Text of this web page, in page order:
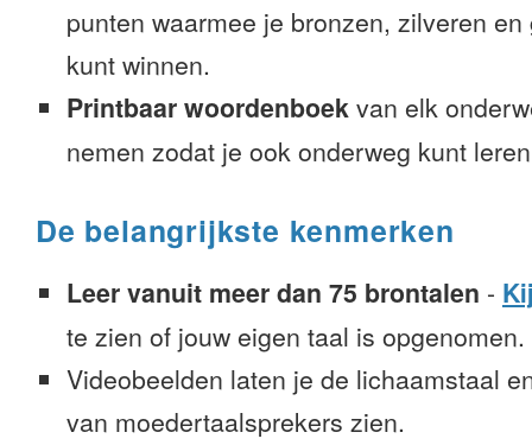
punten waarmee je bronzen, zilveren
kunt winnen.
Printbaar woordenboek van elk
nemen zodat je ook onderweg kunt
De belangrijkste kenmerken
Leer vanuit meer dan 75 brontalen -
te zien of jouw eigen taal is opgenomen.
Videobeelden laten je de lichaamstaal
van moedertaalsprekers zien.